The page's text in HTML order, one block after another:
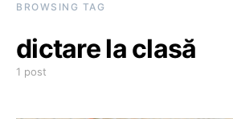
BROWSING TAG
dictare la clasă
1 post